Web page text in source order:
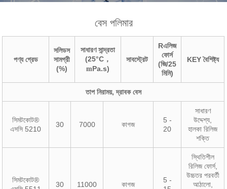
বেস পলিমার
পণ্যগ্রেড
সলিডস
সামগ্রী
(%)
সাধারণ সান্দ্রতা
(25°C，
mPa.s)
সাবস্ট্রেট
Rএলিজ
ফোর্স
(জি/25
মিমি)
KEY বৈশিষ্ট্য
তাপ নিরাময়, দ্রাবক বেস
সিমটকোট®
এসসি 5210
30 7000 কাগজ
5 -
20
সাধারণ
উদ্দেশ্য,
হালকা রিলিজ
শক্তি
সিমটকোট®
30 11000 কাগজ
5 -
স্থিতিশীল
রিলিজ ফোর্স,
উচ্চতর পরবর্তী
আঠালো,